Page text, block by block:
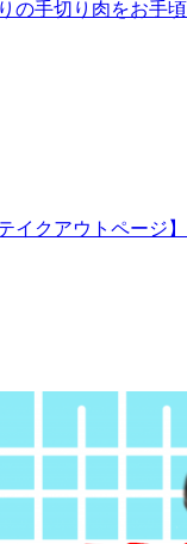
の手切り肉をお手頃
クアウトページ】